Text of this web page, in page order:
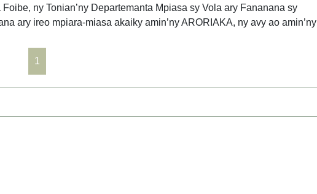
ny Tonian’ny Departemanta Mpiasa sy Vola ary Fananana sy
ary ireo mpiara-miasa akaiky amin’ny ARORIAKA, ny avy ao amin’ny
1